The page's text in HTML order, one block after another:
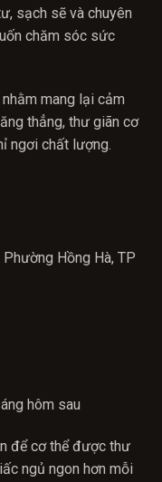
sạch sẽ và chuyên
chăm sóc sức
mang lại cảm
thẳng, thư giãn cơ
ngơi chất lượng.
Hồng Hà, TP
hôm sau
để cơ thể được thư
ngủ ngon hơn mỗi